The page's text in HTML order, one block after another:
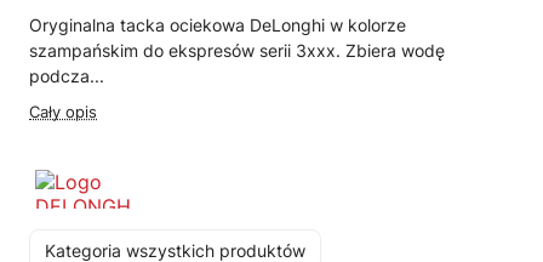
Oryginalna tacka ociekowa DeLonghi w kolorze
szampańskim do ekspresów serii 3xxx. Zbiera wodę
podcza...
Cały opis
Kategoria wszystkich produktów